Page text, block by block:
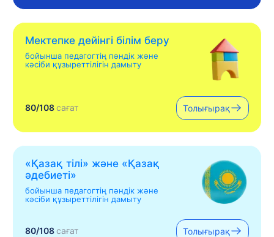
Мектепке дейінгі білім беру
бойынша педагогтің пәндік және
кәсіби құзыреттілігін дамыту
80/108сағат Толығырақ
«Қазақ тілі» жəне «Қазақ
əдебиеті»
бойынша педагогтің пәндік және
кәсіби құзыреттілігін дамыту
80/108сағат Толығырақ